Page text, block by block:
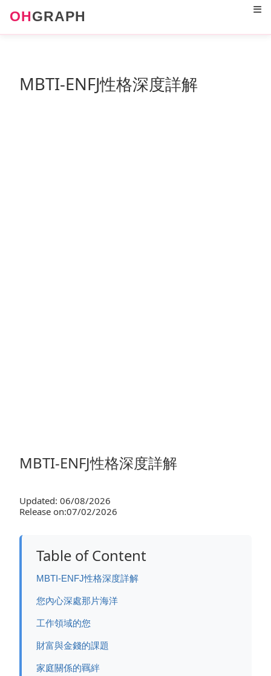
OHGRAPH
MBTI-ENFJ性格深度詳解
MBTI-ENFJ性格深度詳解
Updated: 06/08/2026
Release on:07/02/2026
Table of Content
MBTI-ENFJ性格深度詳解
您內心深處那片海洋
工作領域的您
財富與金錢的課題
家庭關係的羈絆